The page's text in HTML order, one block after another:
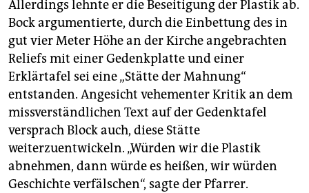
Allerdings lehnte er die Beseitigung der Plastik ab.
Bock argumentierte, durch die Einbettung des in
gut vier Meter Höhe an der Kirche angebrachten
Reliefs mit einer Gedenkplatte und einer
Erklärtafel sei eine „Stätte der Mahnung“
entstanden. Angesicht vehementer Kritik an dem
missverständlichen Text auf der Gedenktafel
versprach Block auch, diese Stätte
weiterzuentwickeln. „Würden wir die Plastik
abnehmen, dann würde es heißen, wir würden
Geschichte verfälschen“, sagte der Pfarrer.